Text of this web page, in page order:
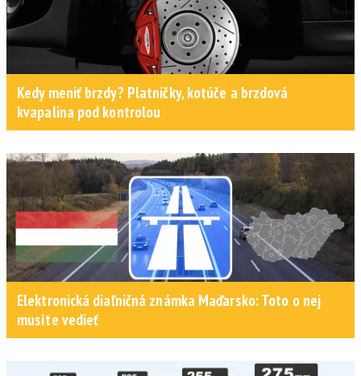
Kedy meniť brzdy? Platničky, kotúče a brzdová
kvapalina pod kontrolou
Elektronická diaľničná známka Maďarsko: Toto o nej
musíte vedieť